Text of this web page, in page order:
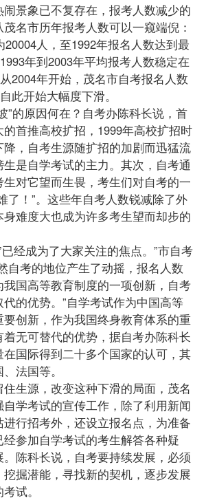
景象已不复存在，报考人数减少的
名市历年报考人数可以一窥端倪：
20004人，至1992年报名人数达到最
年到2003年平均报考人数稳定在
2004年开始，茂名市自考报名人数
此开始大幅度下滑。
的原因何在？自考办陈科长说，首
首推高校扩招，1999年高校扩招时
降，自考生源随扩招的加剧而迅猛流
是自学考试的主力。其次，自考通
对它望而生畏，考生们对自考的一
了！”。这些年自考人数锐减除了外
难度大也成为许多考生望而却步的
经成为了大家关注的焦点。”市自考
自考的地位产生了动摇，报名人数
国高等教育制度的一项创新，自考
的优势。”自学考试作为中国高等
创新，作为我国终身教育体系的重
无可替代的优势，据自考办陈科长
国际得到二十多个国家的认可，其
法国等。
生源，改变这种下滑的局面，茂名
学考试的宣传工作，除了利用新闻
行招考外，还设立报名点，为准备
参加自学考试的考生解答各种疑
陈科长说，自考要持续发展，必须
掘潜能，寻找新的契机，逐步发展
试。